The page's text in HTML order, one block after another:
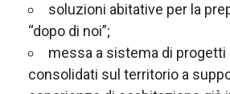
soluzioni abitative per la
“dopo di noi”;
messa a sistema di progetti
consolidati sul territorio a